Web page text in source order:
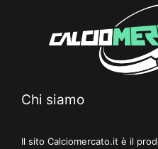
Chi siamo
Il sito Calciomercato.it è il